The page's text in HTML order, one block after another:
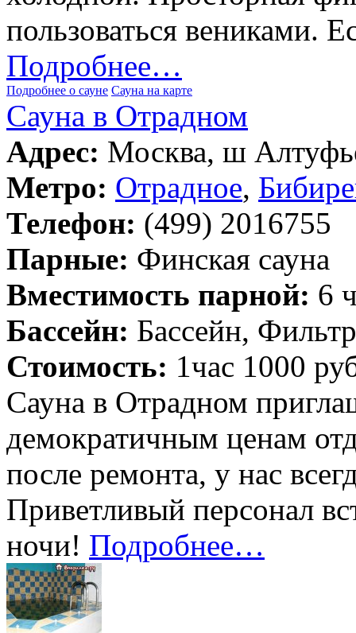
пользоваться вениками.
Подробнее…
Подробнее о сауне Сауна на карте
Сауна в Отрадном
Адрес: Москва, ш
Метро: Отрадное,
Телефон: (499) 2016755
Парные: Финская сауна
Вместимость парной: 6
Бассейн: Бассейн,
Стоимость: 1час 1000
Сауна в Отрадном
демократичным ценам
после ремонта, у нас
Приветливый персонал
ночи! Подробнее…